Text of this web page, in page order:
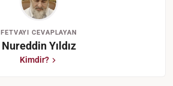
FETVAYI CEVAPLAYAN
Nureddin Yıldız
Kimdir?